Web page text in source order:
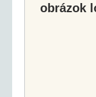
obrázok